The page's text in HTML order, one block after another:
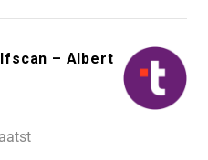
– Albert